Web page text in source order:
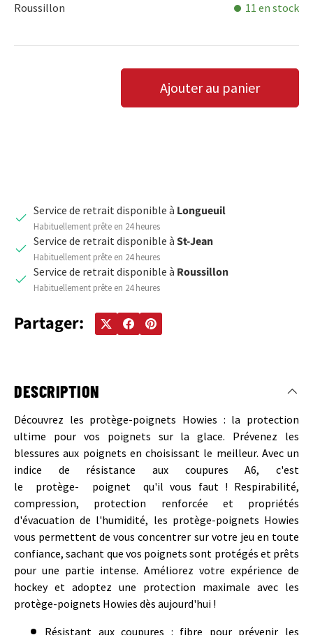
Roussillon 11 en stock
DIMINUER LA QUANTITÉ
AUGMENTER LA QUANTITÉ
Ajouter au panier
Service de retrait disponible à Longueuil
Habituellement prête en 24 heures
Service de retrait disponible à St-Jean
Habituellement prête en 24 heures
Service de retrait disponible à Roussillon
Habituellement prête en 24 heures
Partager:
DESCRIPTION
Découvrez les protège-poignets Howies : la protection
ultime pour vos poignets sur la glace. Prévenez les
blessures aux poignets en choisissant le meilleur. Avec un
indice de résistance aux coupures A6, c'est
le protège- poignet qu'il vous faut ! Respirabilité,
compression, protection renforcée et propriétés
d'évacuation de l'humidité, les protège-poignets Howies
vous permettent de vous concentrer sur votre jeu en toute
confiance, sachant que vos poignets sont protégés et prêts
pour une partie intense. Améliorez votre expérience de
hockey et adoptez une protection maximale avec les
protège-poignets Howies dès aujourd'hui !
Résistant aux coupures : fibre pour prévenir les